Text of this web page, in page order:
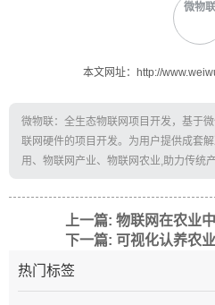
微物联
本文网址：http://
微物联：全生态物联网项目开发，基于
联网硬件的项目开发。为用户提供成套
用、物联网产业、物联网农业,助力传统
热门标签